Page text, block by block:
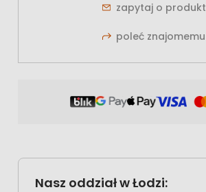
zapytaj o produkt
poleć znajomemu
Nasz oddział w Łodzi: